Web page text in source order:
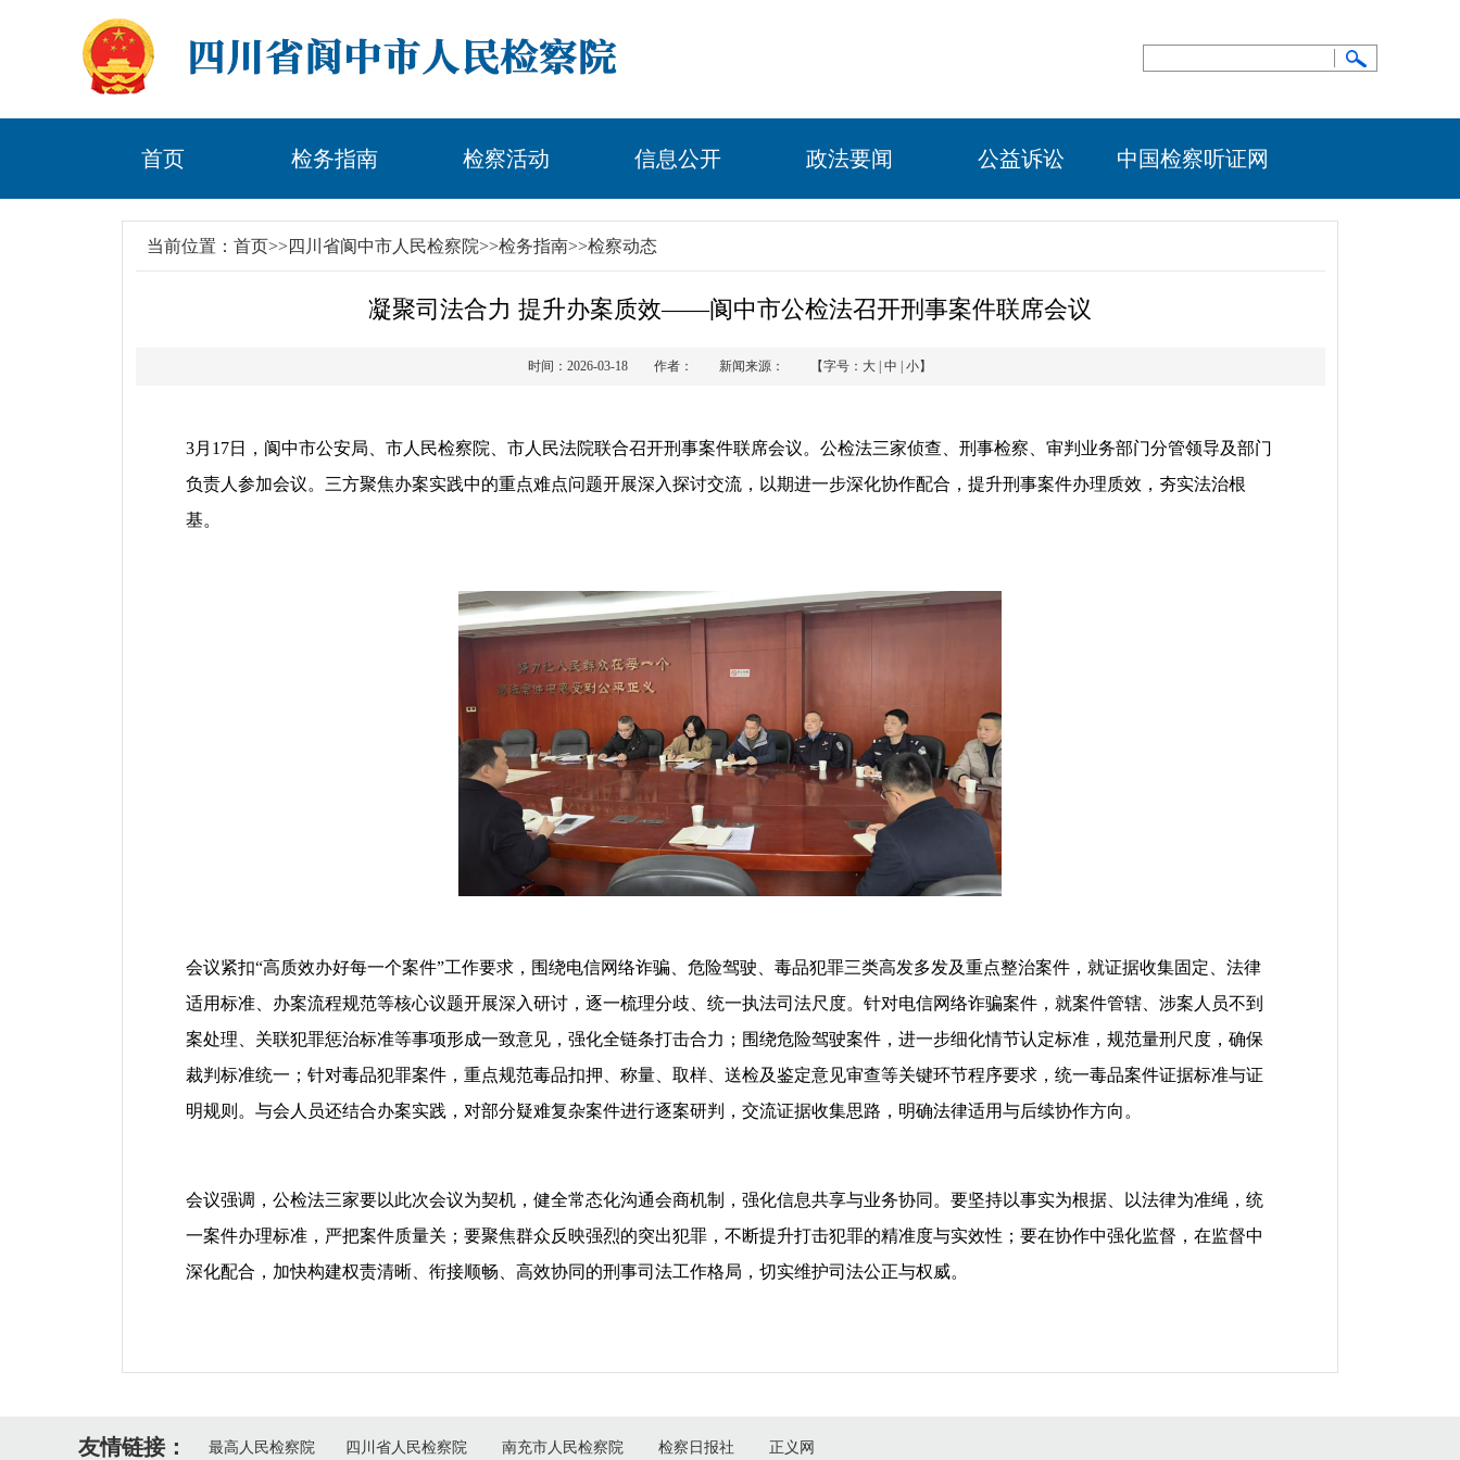
首页 检务指南 检察活动 信息公开 政法要闻 公益诉讼 中国检察听证网
当前位置： 首页>>四川省阆中市人民检察院>>检务指南>>检察动态
凝聚司法合力 提升办案质效——阆中市公检法召开刑事案件联席会议
时间：2026-03-18 作者： 新闻来源： 【字号： 大 中 小】
3月 17日，阆中市公安局、市人民检察院、市人民法院联合召开刑事案件联席会议。公检法三家侦查、刑事检察、审判业务部门分管领导及部门
负责人参加会议。三方聚焦办案实践中的重点难点问题开展深入探讨交流，以期进一步深化协作配合，提升刑事案件办理质效，夯实法治根
基。
会议紧扣“高质效办好每一个案件”工作要求，围绕电信网络诈骗、危险驾驶、毒品犯罪三类高发多发及重点整治案件，就证据收集固定、法律
适用标准、办案流程规范等核心议题开展深入研讨，逐一梳理分歧、统一执法司法尺度。针对电信网络诈骗案件，就案件管辖、涉案人员不到
案处理、关联犯罪惩治标准等事项形成一致意见，强化全链条打击合力；围绕危险驾驶案件，进一步细化情节认定标准，规范量刑尺度，确保
裁判标准统一；针对毒品犯罪案件，重点规范毒品扣押、称量、取样、送检及鉴定意见审查等关键环节程序要求，统一毒品案件证据标准与证
明规则。与会人员还结合办案实践，对部分疑难复杂案件进行逐案研判，交流证据收集思路，明确法律适用与后续协作方向。
会议强调，公检法三家要以此次会议为契机，健全常态化沟通会商机制，强化信息共享与业务协同。要坚持以事实为根据、以法律为准绳，统
一案件办理标准，严把案件质量关；要聚焦群众反映强烈的突出犯罪，不断提升打击犯罪的精准度与实效性；要在协作中强化监督，在监督中
深化配合，加快构建权责清晰、衔接顺畅、高效协同的刑事司法工作格局，切实维护司法公正与权威。
友情链接： 最高人民检察院 四川省人民检察院 南充市人民检察院 检察日报社 正义网